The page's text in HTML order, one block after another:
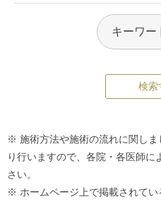
※ 施術方法や施術の流れに関し
り行いますので、各院・各医師
さい。
※ ホームページ上で掲載されてい